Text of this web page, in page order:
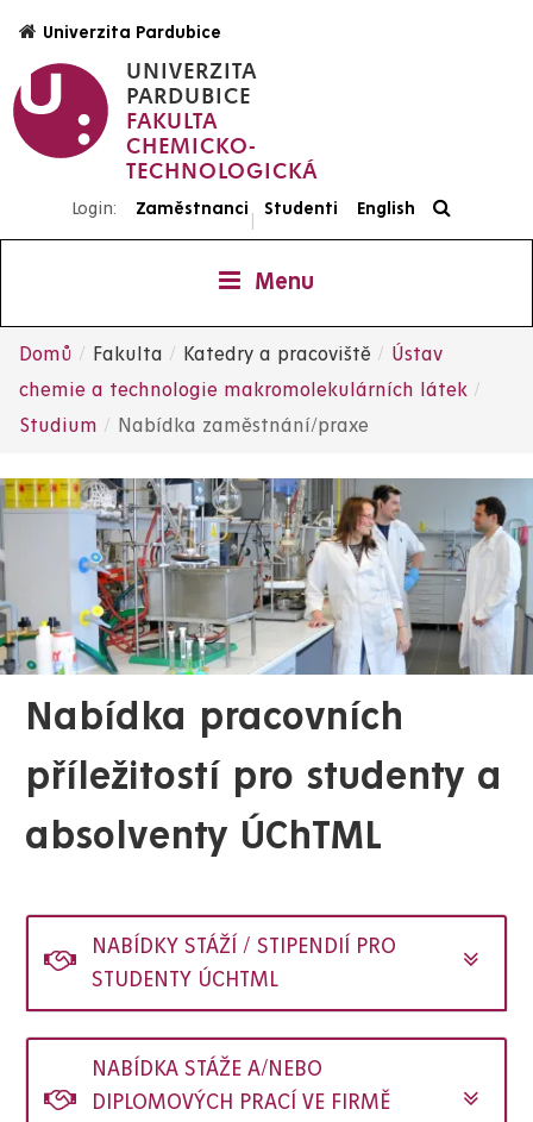
hlavnímu
obsahu
UNIVERZITA
PARDUBICE
FAKULTA
CHEMICKO-
TECHNOLOGICKÁ
Univerzita Pardubice
Login: Zaměstnanci
|
Studenti English
Menu
Drobečková
navigace
Domů Fakulta Katedry a pracoviště
Ústav
chemie a technologie makromolekulárních látek
Studium
Nabídka zaměstnání/praxe
Nabídka pracovních
příležitostí pro studenty a
absolventy ÚChTML
NABÍDKY STÁŽÍ / STIPENDIÍ PRO
STUDENTY ÚCHTML
NABÍDKA STÁŽE A/NEBO
DIPLOMOVÝCH PRACÍ VE FIRMĚ